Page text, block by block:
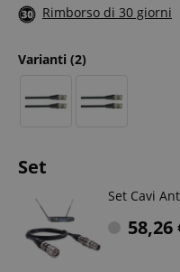
Rimborso di 30 giorni
Varianti (2)
Set
Set Cavi
58,26